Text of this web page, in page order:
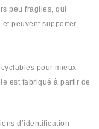
peu fragiles, qui
peuvent supporter
pour mieux
est fabriqué à partir de
d’identification